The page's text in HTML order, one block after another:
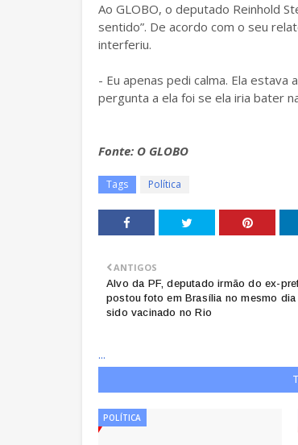
Ao GLOBO, o deputado Reinhold
sentido”. De acordo com o seu
interferiu.
- Eu apenas pedi calma. Ela
pergunta a ela foi se ela iria bater
Fonte: O GLOBO
Tags Política
ANTIGOS
Alvo da PF, deputado irmão do ex-
postou foto em Brasília no mesmo dia
sido vacinado no Rio
...
POLÍTICA